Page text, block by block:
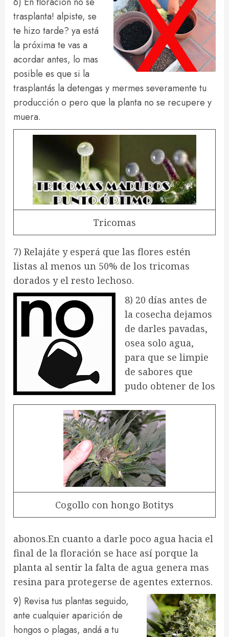
trasplanta! alpiste, se
te hizo tarde? ya está
la próxima te vas a
acordar antes, lo mas
posible es que si la
trasplantás la detengas y mermes severamente tu
producción o pero que la planta no se recupere y
muera.
Tricomas
7) Relajáte y esperá que las flores estén
listas al menos un 50% de los tricomas
dorados y el resto lechoso.
Cogollo con hongo Botitys
8) 20 días antes de
la cosecha dejamos
de darles pavadas,
osea solo agua,
para que se limpie
de sabores que
pudo obtener de los
abonos.En cuanto a darle poco agua hacia el
final de la floración se hace así porque la
planta al sentir la falta de agua genera mas
resina para protegerse de agentes externos.
9) Revisa tus plantas seguido,
ante cualquier aparición de
hongos o plagas, andá a tu